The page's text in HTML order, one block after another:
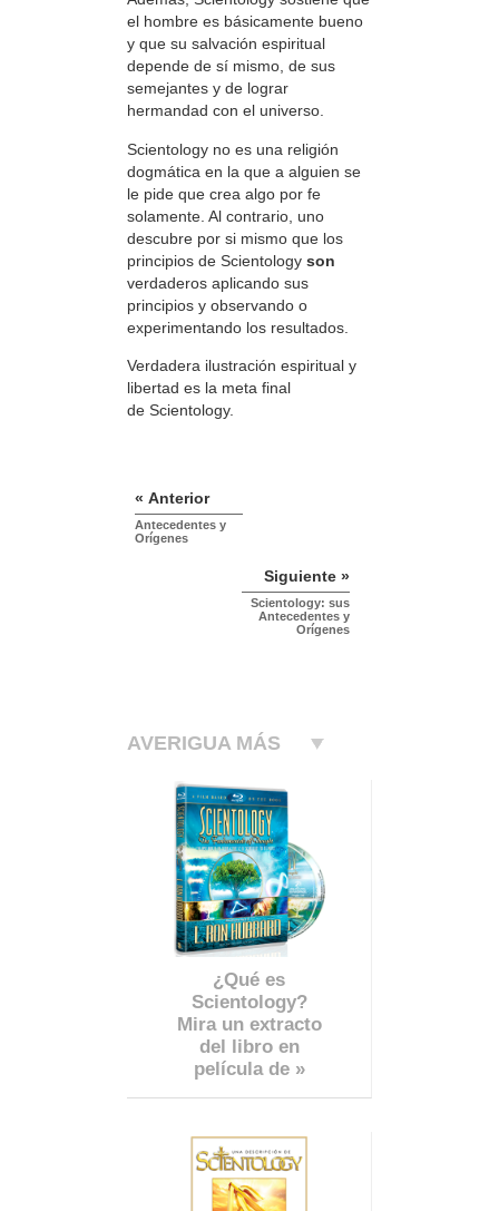
el hombre es básicamente bueno
y que su salvación espiritual
depende de sí mismo, de sus
semejantes y de lograr
hermandad con el universo.
Scientology no es una religión
dogmática en la que a alguien se
le pide que crea algo por fe
solamente. Al contrario, uno
descubre por si mismo que los
principios de Scientology son
verdaderos aplicando sus
principios y observando o
experimentando los resultados.
Verdadera ilustración espiritual y
libertad es la meta final
de Scientology.
« Anterior
Antecedentes y
Orígenes
Siguiente »
Scientology: sus
Antecedentes y
Orígenes
AVERIGUA MÁS
¿Qué es
Scientology?
Mira un extracto
del libro en
película de »